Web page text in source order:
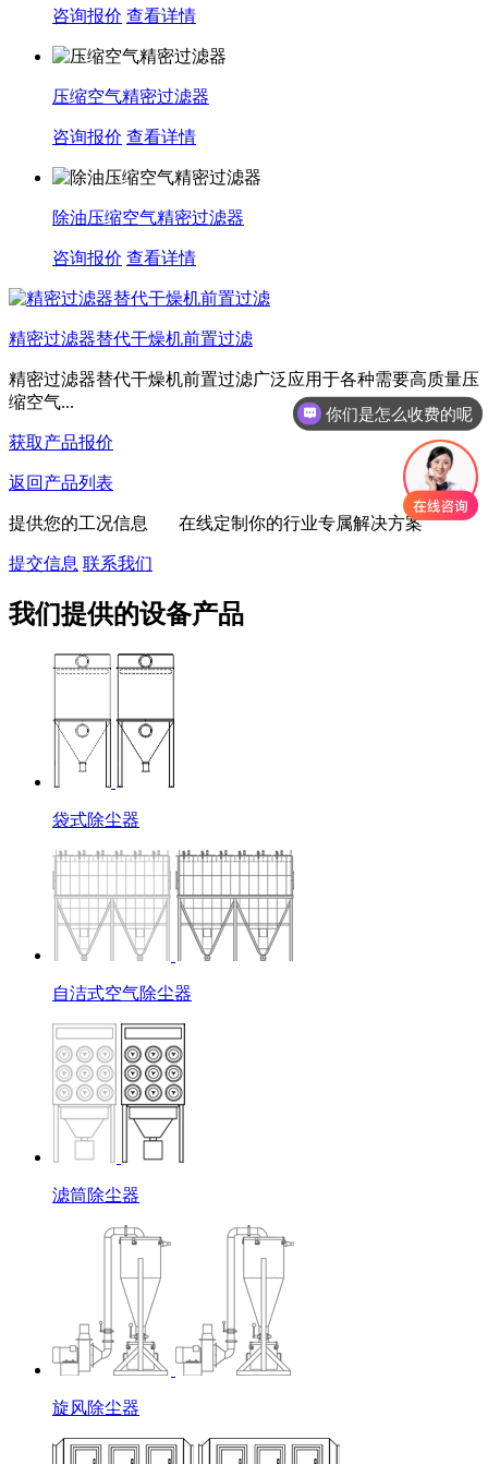
咨询报价 查看详情
压缩空气精密过滤器
咨询报价 查看详情
除油压缩空气精密过滤器
咨询报价 查看详情
精密过滤器替代干燥机前置过滤
精密过滤器替代干燥机前置过滤广泛应用于各种需要高质量压
缩空气...
获取产品报价
返回产品列表
提供您的工况信息 在线定制你的行业专属解决方案
提交信息 联系我们
我们提供的设备产品
袋式除尘器
自洁式空气除尘器
滤筒除尘器
旋风除尘器
你们是怎么收费的呢